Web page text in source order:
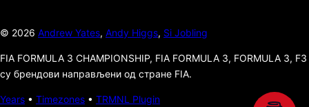
© 2026 Andrew Yates, Andy Higgs, Si Jobling
FIA FORMULA 3 CHAMPIONSHIP, FIA FORMULA 3, FORMULA 3, F3
су брендови направљени од стране FIA.
Years • Timezones • TRMNL Plugin